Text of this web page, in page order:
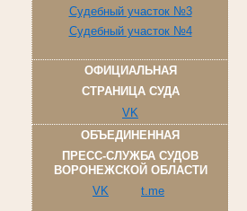
Судебный участок №3
Судебный участок №4
ОФИЦИАЛЬНАЯ
СТРАНИЦА СУДА
VK
ОБЪЕДИНЕННАЯ
ПРЕСС-СЛУЖБА СУДОВ
ВОРОНЕЖСКОЙ ОБЛАСТИ
VK
t.me